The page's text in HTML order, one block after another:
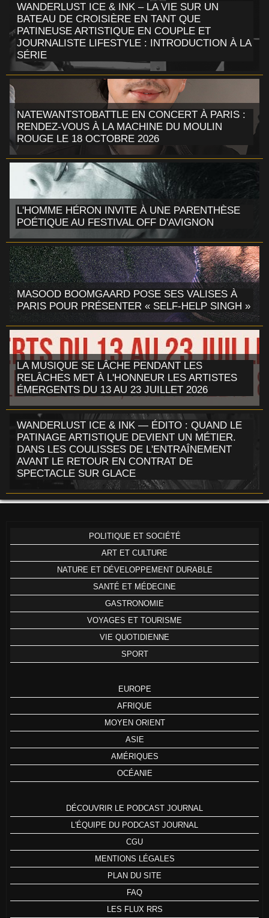
WANDERLUST ICE & INK – LA VIE SUR UN
BATEAU DE CROISIÈRE EN TANT QUE
PATINEUSE ARTISTIQUE EN COUPLE ET
JOURNALISTE LIFESTYLE : INTRODUCTION À LA
SÉRIE
NATEWANTSTOBATTLE EN CONCERT À PARIS :
RENDEZ-VOUS À LA MACHINE DU MOULIN
ROUGE LE 18 OCTOBRE 2026
L'HOMME HÉRON INVITE À UNE PARENTHÈSE
POÉTIQUE AU FESTIVAL OFF D'AVIGNON
MASOOD BOOMGAARD POSE SES VALISES À
PARIS POUR PRÉSENTER « SELF-HELP SINGH »
LA MUSIQUE SE LÂCHE PENDANT LES
RELÂCHES MET À L'HONNEUR LES ARTISTES
ÉMERGENTS DU 13 AU 23 JUILLET 2026
WANDERLUST ICE & INK — ÉDITO : QUAND LE
PATINAGE ARTISTIQUE DEVIENT UN MÉTIER.
DANS LES COULISSES DE L'ENTRAÎNEMENT
AVANT LE RETOUR EN CONTRAT DE
SPECTACLE SUR GLACE
POLITIQUE ET SOCIÉTÉ
ART ET CULTURE
NATURE ET DÉVELOPPEMENT DURABLE
SANTÉ ET MÉDECINE
GASTRONOMIE
VOYAGES ET TOURISME
VIE QUOTIDIENNE
SPORT
EUROPE
AFRIQUE
MOYEN ORIENT
ASIE
AMÉRIQUES
OCÉANIE
DÉCOUVRIR LE PODCAST JOURNAL
L'ÉQUIPE DU PODCAST JOURNAL
CGU
MENTIONS LÉGALES
PLAN DU SITE
FAQ
LES FLUX RRS